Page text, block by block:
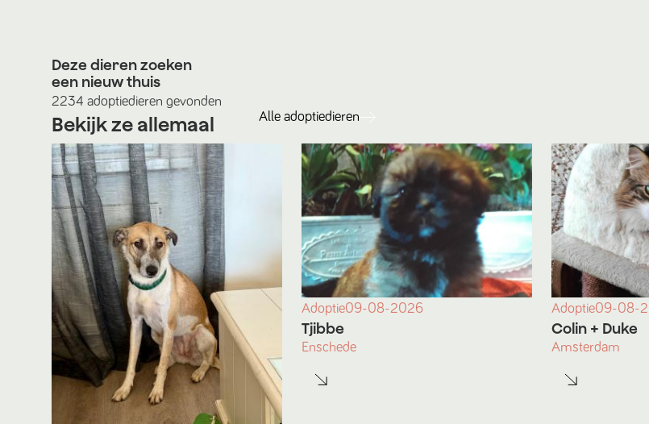
Deze dieren zoeken
een nieuw thuis
2234 adoptiedieren gevonden
Bekijk ze allemaal Alle adoptiedieren
Adoptie09-08-2026
Tjibbe
Enschede
Adoptie09-08-
Colin + Duke
Amsterdam